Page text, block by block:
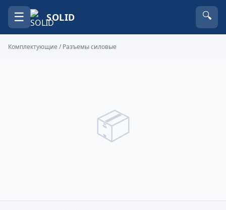
☰ SOLID 🔍
Комплектующие /Разъемы силовые
📦